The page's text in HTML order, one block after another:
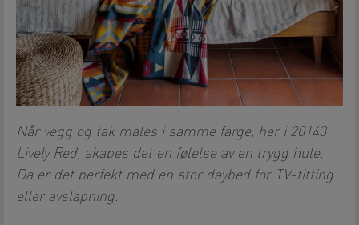
Når vegg og tak males i samme farge, her i 20143
Lively Red, skapes det en følelse av en trygg hule.
Da er det perfekt med en stor daybed for TV-titting
eller avslapning.